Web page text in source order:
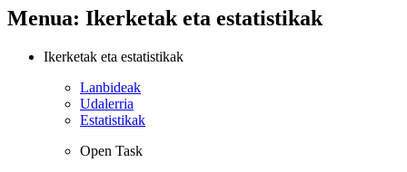
Menua: Ikerketak eta estatistikak
Ikerketak eta estatistikak
Lanbideak
Udalerria
Estatistikak
Open Task